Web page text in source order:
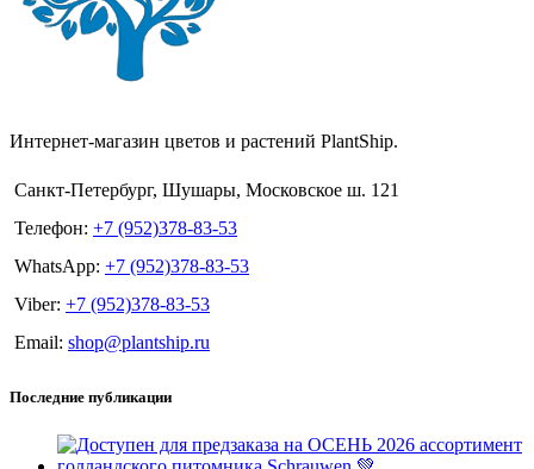
Интернет-магазин цветов и растений PlantShip.
Санкт-Петербург, Шушары, Московское ш. 121
Телефон: +7 (952)378-83-53
WhatsApp: +7 (952)378-83-53
Viber: +7 (952)378-83-53
Email: shop@plantship.ru
Последние публикации